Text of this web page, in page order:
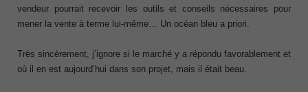
vendeur pourrait recevoir les outils et conseils nécessaires pour
mener la vente à terme lui-même… Un océan bleu a priori.
Très sincèrement, j’ignore si le marché y a répondu favorablement et
où il en est aujourd’hui dans son projet, mais il était beau.